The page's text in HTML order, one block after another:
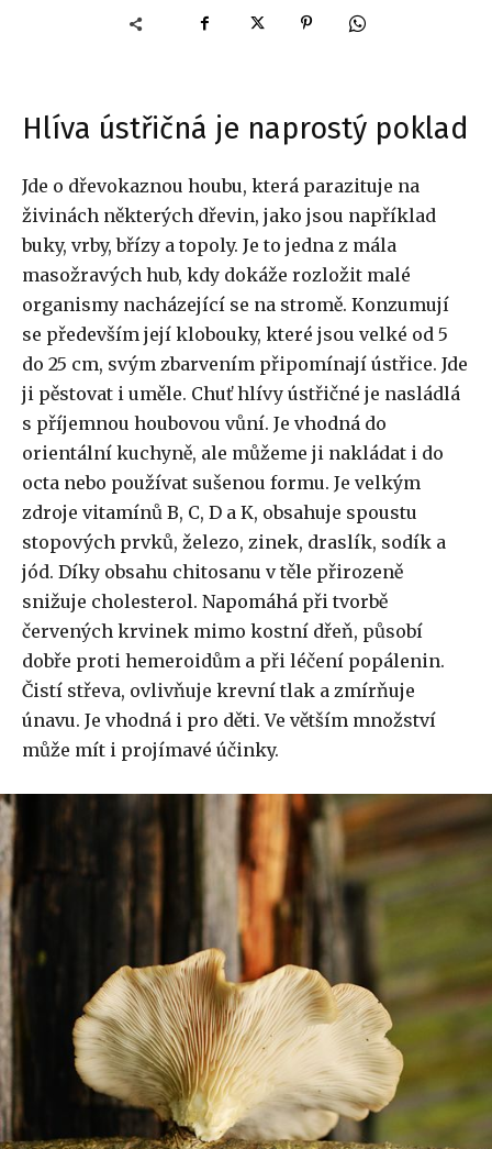
Hlíva ústřičná je naprostý poklad
Jde o dřevokaznou houbu, která parazituje na
živinách některých dřevin, jako jsou například
buky, vrby, břízy a topoly. Je to jedna z mála
masožravých hub, kdy dokáže rozložit malé
organismy nacházející se na stromě. Konzumují
se především její klobouky, které jsou velké od 5
do 25 cm, svým zbarvením připomínají ústřice. Jde
ji pěstovat i uměle. Chuť hlívy ústřičné je nasládlá
s příjemnou houbovou vůní. Je vhodná do
orientální kuchyně, ale můžeme ji nakládat i do
octa nebo používat sušenou formu. Je velkým
zdroje vitamínů B, C, D a K, obsahuje spoustu
stopových prvků, železo, zinek, draslík, sodík a
jód. Díky obsahu chitosanu v těle přirozeně
snižuje cholesterol. Napomáhá při tvorbě
červených krvinek mimo kostní dřeň, působí
dobře proti hemeroidům a při léčení popálenin.
Čistí střeva, ovlivňuje krevní tlak a zmírňuje
únavu. Je vhodná i pro děti. Ve větším množství
může mít i projímavé účinky.